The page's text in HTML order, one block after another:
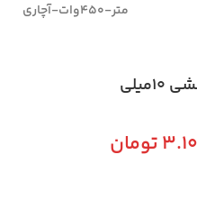
متر-450وات-آچاری
مدل : 2121 (3.61) دریل چکشی 10میلی
تومان